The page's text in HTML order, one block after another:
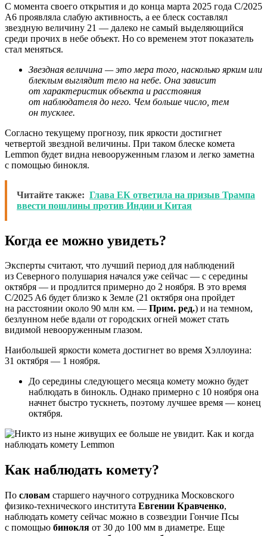
С момента своего открытия и до конца марта 2025 года C/2025
A6 проявляла слабую активность, а ее блеск составлял
звездную величину 21 — далеко не самый выделяющийся
среди прочих в небе объект. Но со временем этот показатель
стал меняться.
Звездная величина — это мера того, насколько ярким или
блеклым выглядит тело на небе. Она зависит
от характеристик объекта и расстояния
от наблюдателя до него. Чем больше число, тем
он тусклее.
Согласно текущему прогнозу, пик яркости достигнет
четвертой звездной величины. При таком блеске комета
Lemmon будет видна невооруженным глазом и легко заметна
с помощью бинокля.
Читайте также: Глава ЕК ответила на призыв Трампа
ввести пошлины против Индии и Китая
Когда ее можно увидеть?
Эксперты считают, что лучший период для наблюдений
из Северного полушария начался уже сейчас — с середины
октября — и продлится примерно до 2 ноября. В это время
C/2025 A6 будет близко к Земле (21 октября она пройдет
на расстоянии около 90 млн км. — Прим. ред.) и на темном,
безлунном небе вдали от городских огней может стать
видимой невооруженным глазом.
Наибольшей яркости комета достигнет во время Хэллоуина:
31 октября — 1 ноября.
До середины следующего месяца комету можно будет
наблюдать в бинокль. Однако примерно с 10 ноября она
начнет быстро тускнеть, поэтому лучшее время — конец
октября.
Как наблюдать комету?
По словам старшего научного сотрудника Московского
физико-технического института Евгении Кравченко,
наблюдать комету сейчас можно в созвездии Гончие Псы
с помощью бинокля от 30 до 100 мм в диаметре. Еще